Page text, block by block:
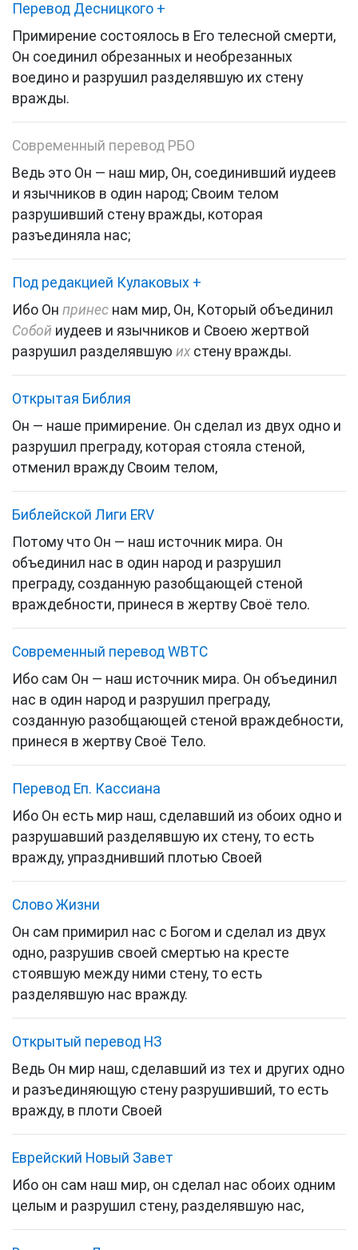
Перевод Десницкого +
Примирение состоялось в Его телесной смерти,
Он соединил обрезанных и необрезанных
воедино и разрушил разделявшую их стену
вражды.
Современный перевод РБО
Ведь это Он — наш мир, Он, соединивший иудеев
и язычников в один народ; Своим телом
разрушивший стену вражды, которая
разъединяла нас;
Под редакцией Кулаковых +
Ибо Он принес нам мир, Он, Который объединил
Собой иудеев и язычников и Своею жертвой
разрушил разделявшую ихстену вражды.
Открытая Библия
Он — наше примирение. Он сделал из двух одно и
разрушил преграду, которая стояла стеной,
отменил вражду Своим телом,
Библейской Лиги ERV
Потому что Он — наш источник мира. Он
объединил нас в один народ и разрушил
преграду, созданную разобщающей стеной
враждебности, принеся в жертву Своё тело.
Cовременный перевод WBTC
Ибо сам Он — наш источник мира. Он объединил
нас в один народ и разрушил преграду,
созданную разобщающей стеной враждебности,
принеся в жертву Своё Тело.
Перевод Еп. Кассиана
Ибо Он есть мир наш, сделавший из обоих одно и
разрушавший разделявшую их стену, то есть
вражду, упразднивший плотью Своей
Слово Жизни
Он сам примирил нас с Богом и сделал из двух
одно, разрушив своей смертью на кресте
стоявшую между ними стену, то есть
разделявшую нас вражду.
Открытый перевод НЗ
Ведь Он мир наш, сделавший из тех и других одно
и разъединяющую стену разрушивший, то есть
вражду, в плоти Своей
Еврейский Новый Завет
Ибо он сам наш мир, он сделал нас обоих одним
целым и разрушил стену, разделявшую нас,